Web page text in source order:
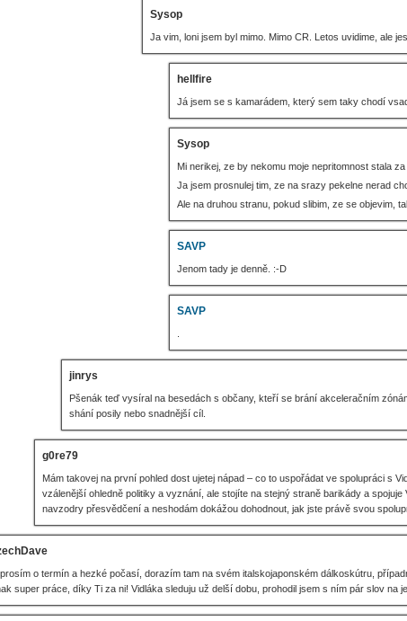
Sysop
Ja vim, loni jsem byl mimo. Mimo CR. Letos uvidime, ale
hellfire
Já jsem se s kamarádem, který sem taky chodí
Sysop
Mi nerikej, ze by nekomu moje nepritomnost stala
Ja jsem prosnulej tim, ze na srazy pekelne nerad
Ale na druhou stranu, pokud slibim, ze se objevim,
SAVP
Jenom tady je denně. :-D
SAVP
jinrys
Pšenák teď vysíral na besedách s občany, kteří se brání akceleračním
shání posily nebo snadnější cíl.
g0re79
Mám takovej na první pohled dost ujetej nápad – co to uspořádat ve spolupráci s
vzálenější ohledně politiky a vyznání, ale stojíte na stejný straně barikády a
navzodry přesvědčení a neshodám dokážou dohodnout, jak jste právě svou
o termín a hezké počasí, dorazím tam na svém italskojaponském dálkoskútru,
super práce, díky Ti za ni! Vidláka sleduju už delší dobu, prohodil jsem s ním pár slov